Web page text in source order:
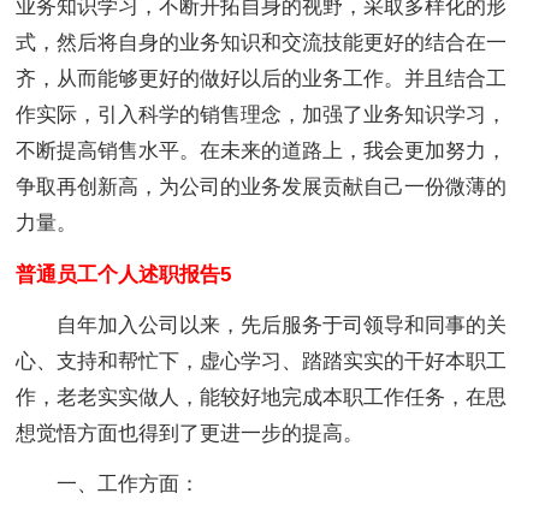
业务知识学习，不断开拓自身的视野，采取多样化的形
式，然后将自身的业务知识和交流技能更好的结合在一
齐，从而能够更好的做好以后的业务工作。并且结合工
作实际，引入科学的销售理念，加强了业务知识学习，
不断提高销售水平。在未来的道路上，我会更加努力，
争取再创新高，为公司的业务发展贡献自己一份微薄的
力量。
普通员工个人述职报告5
自年加入公司以来，先后服务于司领导和同事的关
心、支持和帮忙下，虚心学习、踏踏实实的干好本职工
作，老老实实做人，能较好地完成本职工作任务，在思
想觉悟方面也得到了更进一步的提高。
一、工作方面：